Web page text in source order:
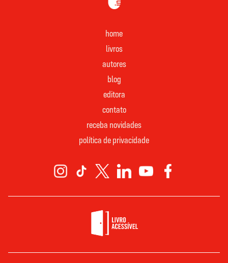
home
livros
autores
blog
editora
contato
receba novidades
política de privacidade